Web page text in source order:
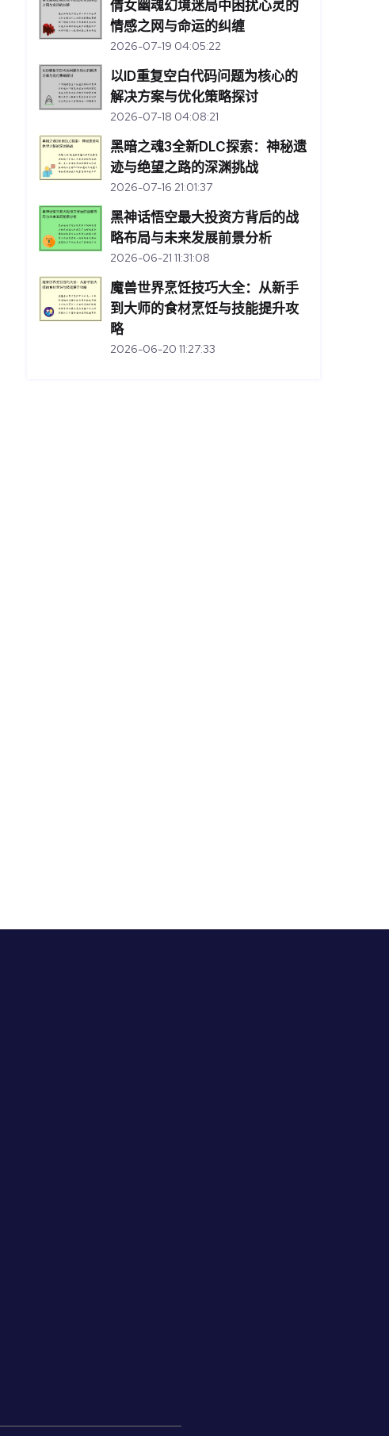
倩女幽魂幻境迷局中困扰心灵的
情感之网与命运的纠缠
2026-07-19 04:05:22
以ID重复空白代码问题为核心的
解决方案与优化策略探讨
2026-07-18 04:08:21
黑暗之魂3全新DLC探索：神秘遗
迹与绝望之路的深渊挑战
2026-07-16 21:01:37
黑神话悟空最大投资方背后的战
略布局与未来发展前景分析
2026-06-21 11:31:08
魔兽世界烹饪技巧大全：从新手
到大师的食材烹饪与技能提升攻
略
2026-06-20 11:27:33